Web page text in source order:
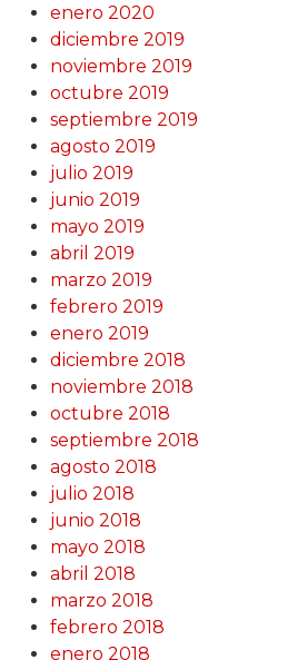
enero 2020
diciembre 2019
noviembre 2019
octubre 2019
septiembre 2019
agosto 2019
julio 2019
junio 2019
mayo 2019
abril 2019
marzo 2019
febrero 2019
enero 2019
diciembre 2018
noviembre 2018
octubre 2018
septiembre 2018
agosto 2018
julio 2018
junio 2018
mayo 2018
abril 2018
marzo 2018
febrero 2018
enero 2018